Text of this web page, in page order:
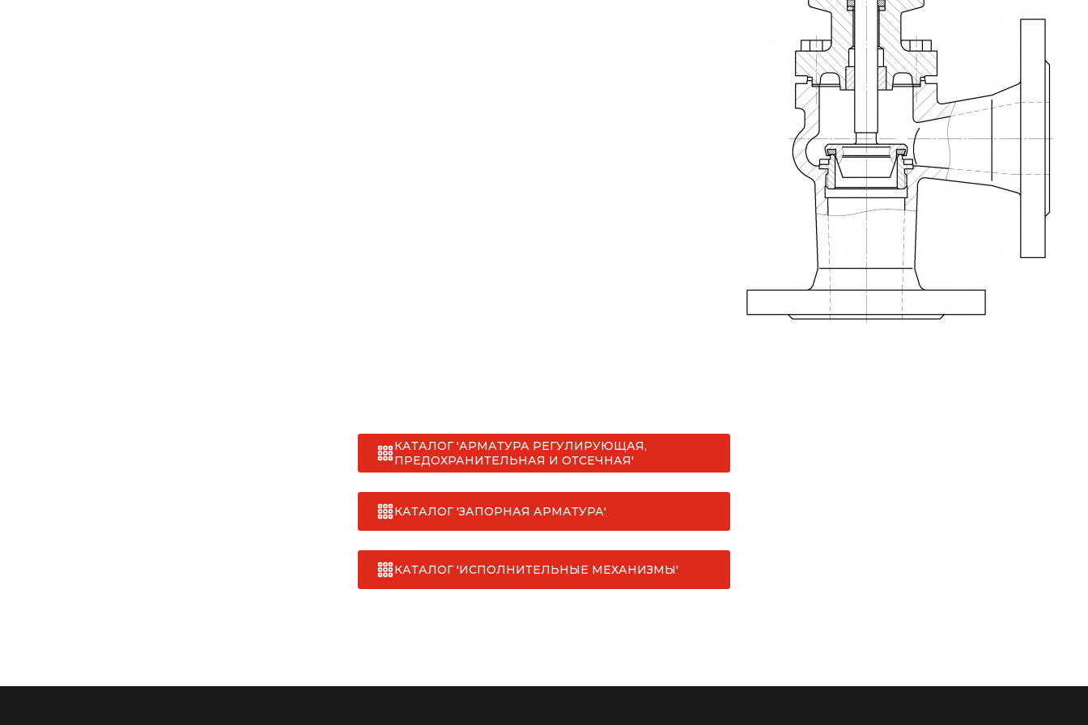
КАТАЛОГ 'АРМАТУРА РЕГУЛИРУЮЩАЯ,
ПРЕДОХРАНИТЕЛЬНАЯ И ОТСЕЧНАЯ'
КАТАЛОГ 'ЗАПОРНАЯ АРМАТУРА'
КАТАЛОГ 'ИСПОЛНИТЕЛЬНЫЕ МЕХАНИЗМЫ'